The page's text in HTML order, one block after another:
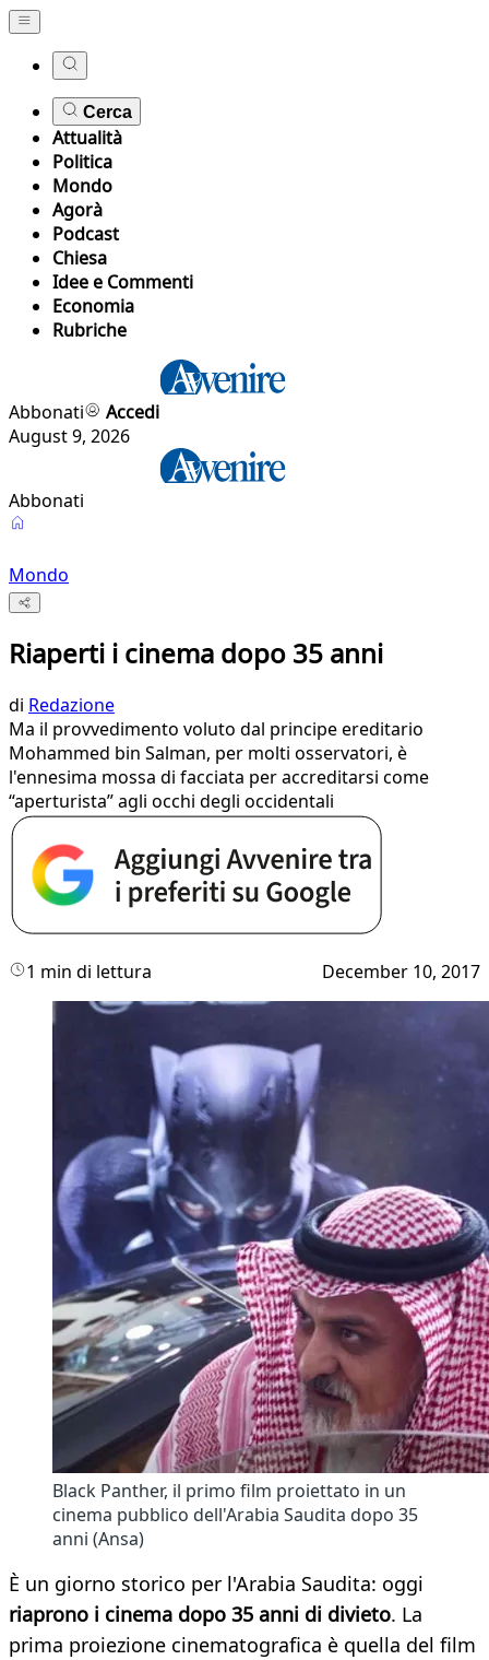
Cerca
Attualità
Politica
Mondo
Agorà
Podcast
Chiesa
Idee e Commenti
Economia
Rubriche
Abbonati
Accedi
August 9, 2026
Abbonati
Mondo
Riaperti i cinema dopo 35 anni
di Redazione
Ma il provvedimento voluto dal principe ereditario
Mohammed bin Salman, per molti osservatori, è
l'ennesima mossa di facciata per accreditarsi come
“aperturista” agli occhi degli occidentali
1 min di lettura December 10, 2017
Black Panther, il primo film proiettato in un
cinema pubblico dell'Arabia Saudita dopo 35
anni (Ansa)
È un giorno storico per l'Arabia Saudita: oggi
riaprono i cinema dopo 35 anni di divieto. La
prima proiezione cinematografica è quella del film